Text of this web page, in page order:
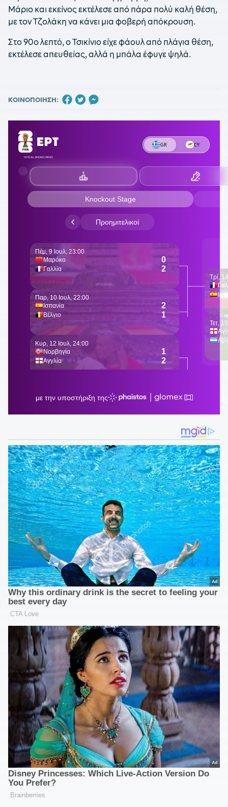
Μάριο και εκείνος εκτέλεσε από πάρα πολύ καλή θέση,
με τον Τζολάκη να κάνει μια φοβερή απόκρουση.
Στο 90ο λεπτό, ο Τσικίνιο είχε φάουλ από πλάγια θέση,
εκτέλεσε απευθείας, αλλά η μπάλα έφυγε ψηλά.
ΚΟΙΝΟΠΟΙΗΣΗ: